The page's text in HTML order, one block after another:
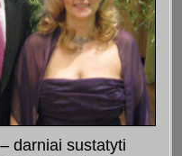
darniai sustatyti